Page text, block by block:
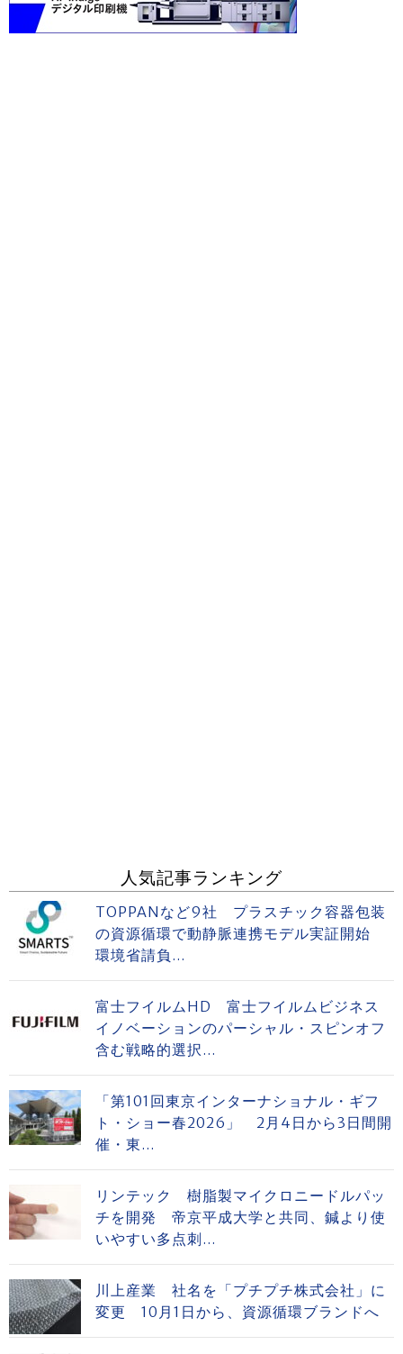
人気記事ランキング
TOPPANなど9社 プラスチック容器包装
の資源循環で動静脈連携モデル実証開始
環境省請負...
富士フイルムHD 富士フイルムビジネス
イノベーションのパーシャル・スピンオフ
含む戦略的選択...
「第101回東京インターナショナル・ギフ
ト・ショー春2026」 2月4日から3日間開
催・東...
リンテック 樹脂製マイクロニードルパッ
チを開発 帝京平成大学と共同、鍼より使
いやすい多点刺...
川上産業 社名を「プチプチ株式会社」に
変更 10月1日から、資源循環ブランドへ